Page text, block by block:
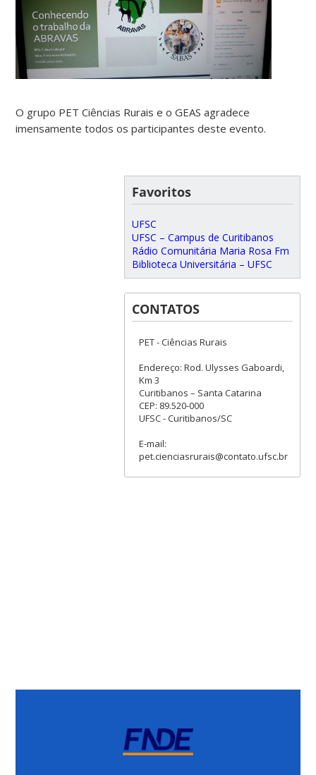
O grupo PET Ciências Rurais e o GEAS agradece
imensamente todos os participantes deste evento.
Favoritos
UFSC
UFSC – Campus de Curitibanos
Rádio Comunitária Maria Rosa Fm
Biblioteca Universitária – UFSC
CONTATOS
PET - Ciências Rurais
Endereço: Rod. Ulysses Gaboardi,
Km 3
Curitibanos – Santa Catarina
CEP: 89.520-000
UFSC - Curitibanos/SC
E-mail:
pet.cienciasrurais@contato.ufsc.br